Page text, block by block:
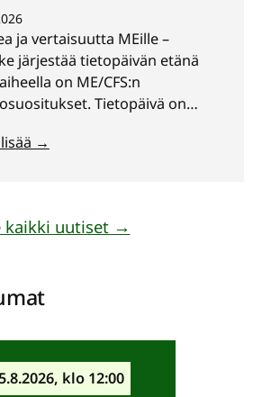
ja vertaisuutta MEille –
järjestää tietopäivän etänä
on ME/CFS:n
Tietopäivä on
oireista kärsiville
on kaikille avoin ja
→
kaikki uutiset →
klo 12:00